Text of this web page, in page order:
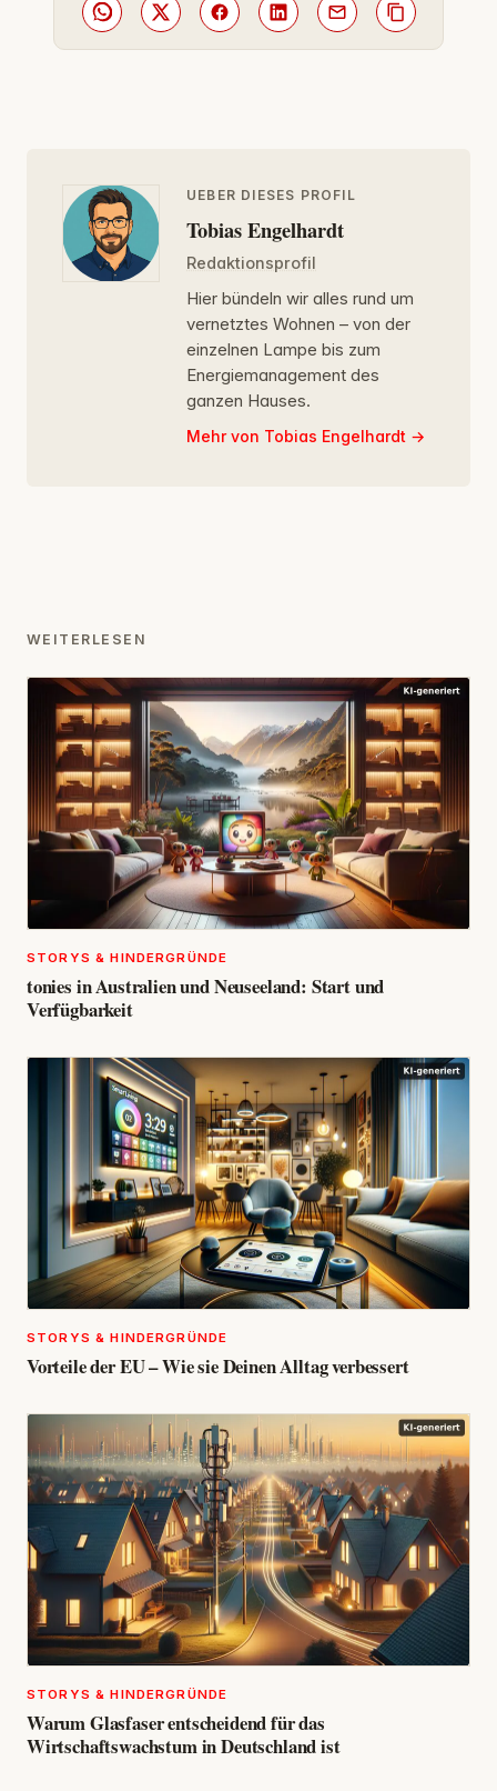
UEBER DIESES PROFIL
Tobias Engelhardt
Redaktionsprofil
Hier bündeln wir alles rund um
vernetztes Wohnen – von der
einzelnen Lampe bis zum
Energiemanagement des
ganzen Hauses.
Mehr von Tobias Engelhardt
WEITERLESEN
STORYS & HINDERGRÜNDE
tonies in Australien und Neuseeland: Start und
Verfügbarkeit
STORYS & HINDERGRÜNDE
Vorteile der EU – Wie sie Deinen Alltag verbessert
STORYS & HINDERGRÜNDE
Warum Glasfaser entscheidend für das
Wirtschaftswachstum in Deutschland ist